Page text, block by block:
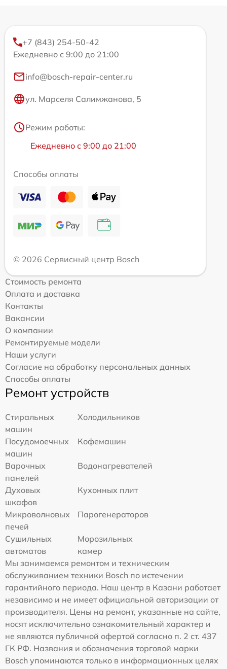
+7 (843) 254-50-42
Ежедневно с 9:00 до 21:00
info@bosch-repair-center.ru
ул. Марселя Салимжанова, 5
Режим работы:
Ежедневно с 9:00 до 21:00
Способы оплаты
© 2026 Сервисный центр Bosch
Стоимость ремонта
Оплата и доставка
Контакты
Вакансии
О компании
Ремонтируемые модели
Наши услуги
Согласие на обработку персональных данных
Способы оплаты
Ремонт устройств
Стиральных
машин
Холодильников
Посудомоечных
машин
Кофемашин
Варочных
панелей
Водонагревателей
Духовых
шкафов
Кухонных плит
Микроволновых
печей
Парогенераторов
Сушильных
автоматов
Морозильных
камер
Мы занимаемся ремонтом и техническим
обслуживанием техники Bosch по истечении
гарантийного периода. Наш центр в Казани работает
независимо и не имеет официальной авторизации от
производителя. Цены на ремонт, указанные на сайте,
носят исключительно ознакомительный характер и
не являются публичной офертой согласно п. 2 ст. 437
ГК РФ. Названия и обозначения торговой марки
Bosch упоминаются только в информационных целях